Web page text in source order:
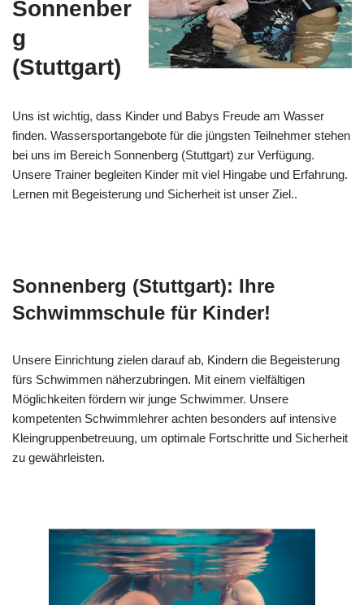
Sonnenber
g
(Stuttgart)
Uns ist wichtig, dass Kinder und Babys Freude am Wasser
finden. Wassersportangebote für die jüngsten Teilnehmer stehen
bei uns im Bereich Sonnenberg (Stuttgart) zur Verfügung.
Unsere Trainer begleiten Kinder mit viel Hingabe und Erfahrung.
Lernen mit Begeisterung und Sicherheit ist unser Ziel..
Sonnenberg (Stuttgart): Ihre
Schwimmschule für Kinder!
Unsere Einrichtung zielen darauf ab, Kindern die Begeisterung
fürs Schwimmen näherzubringen. Mit einem vielfältigen
Möglichkeiten fördern wir junge Schwimmer. Unsere
kompetenten Schwimmlehrer achten besonders auf intensive
Kleingruppenbetreuung, um optimale Fortschritte und Sicherheit
zu gewährleisten.